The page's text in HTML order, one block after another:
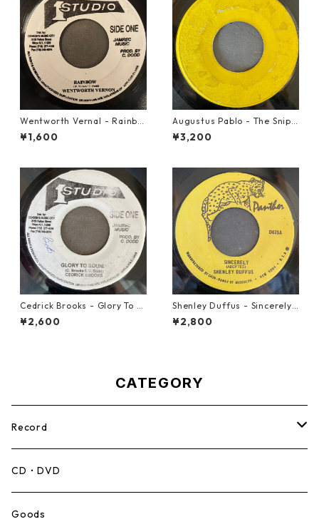
Wentworth Vernal - Rainbo
w【7-21940】
¥1,600
Augustus Pablo - The Snipe
r【7-21945】
¥3,200
Cedrick Brooks - Glory To S
ounds【7-21786】
¥2,600
Shenley Duffus - Sincerely
【7-22021】
¥2,800
CATEGORY
Record
Mento,Calypso,Ballad
Ska
CD・DVD
Goods